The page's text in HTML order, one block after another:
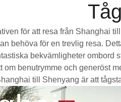
för att resa från Shanghai
behöva för en trevlig resa.
bekvämligheter ombord
om benutrymme och generöst
till Shenyang är att